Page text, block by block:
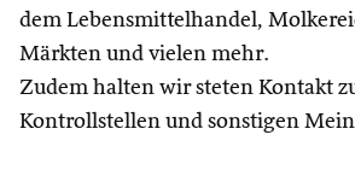
dem Lebensmittelhandel,
Märkten und vielen mehr.
Zudem halten wir steten Kontakt
Kontrollstellen und sonstigen